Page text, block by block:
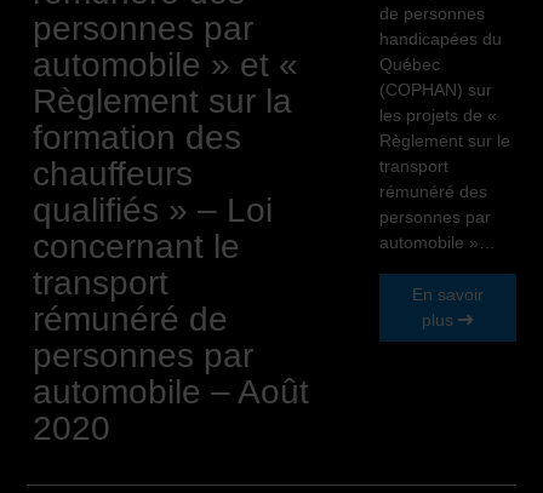
personnes par
automobile » et «
Règlement sur la
formation des
chauffeurs
qualifiés » – Loi
concernant le
transport
rémunéré de
personnes par
automobile – Août
2020
de personnes
handicapées du
Québec
(COPHAN) sur
les projets de «
Règlement sur le
transport
rémunéré des
personnes par
automobile »…
En savoir
plus